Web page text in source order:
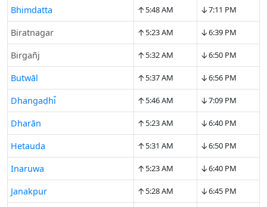
Bhimdatta ↑5:48 AM ↓7:11 PM
Biratnagar ↑5:23 AM ↓6:39 PM
Birgañj ↑5:32 AM ↓6:50 PM
Butwāl ↑5:37 AM ↓6:56 PM
Dhangaḍhi̇̄ ↑5:46 AM ↓7:09 PM
Dharān ↑5:23 AM ↓6:40 PM
Hetauda ↑5:31 AM ↓6:50 PM
Inaruwa ↑5:23 AM ↓6:40 PM
Janakpur ↑5:28 AM ↓6:45 PM